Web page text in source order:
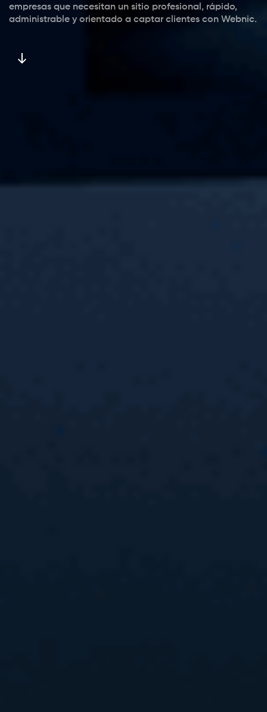
empresas que necesitan un sitio profesional, rápido,
administrable y orientado a captar clientes con Webnic.